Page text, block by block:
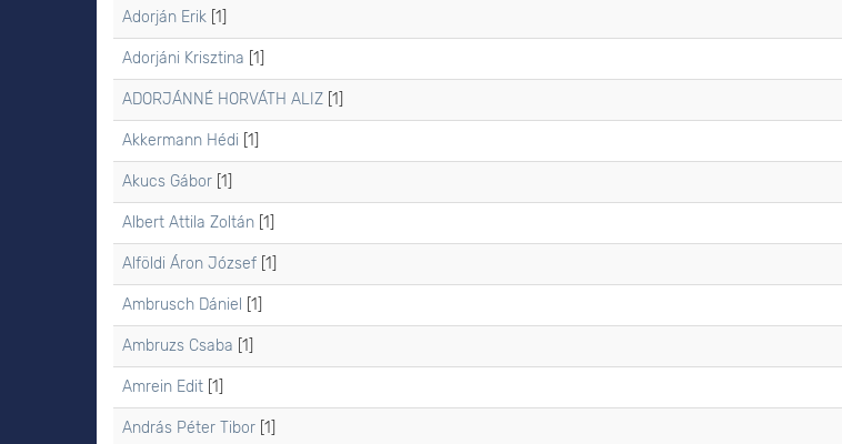
Adorján Erik [1]
Adorjáni Krisztina [1]
ADORJÁNNÉ HORVÁTH ALIZ [1]
Akkermann Hédi [1]
Akucs Gábor [1]
Albert Attila Zoltán [1]
Alföldi Áron József [1]
Ambrusch Dániel [1]
Ambruzs Csaba [1]
Amrein Edit [1]
András Péter Tibor [1]